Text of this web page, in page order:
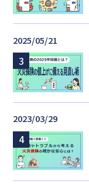
2025/05/21
2023/03/29